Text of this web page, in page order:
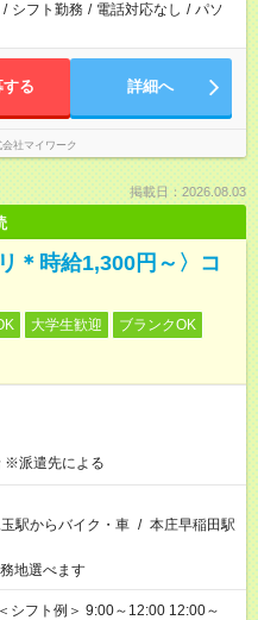
/ シフト勤務 / 電話対応なし / パソ
する 詳細へ
会社マイワーク
掲載日：2026.08.03
＊時給1,300円～〉コ
大学生歓迎
ブランクOK
※派遣先による
玉駅からバイク・車 / 本庄早稲田駅
地選べます